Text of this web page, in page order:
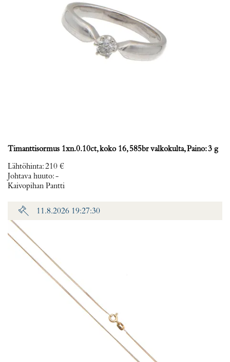
Timanttisormus 1xn.0.10ct, koko 16, 585br valkokulta, Paino: 3 g
Lähtöhinta:210 €
Johtava huuto:-
Kaivopihan Pantti
11.8.2026 19:27:30